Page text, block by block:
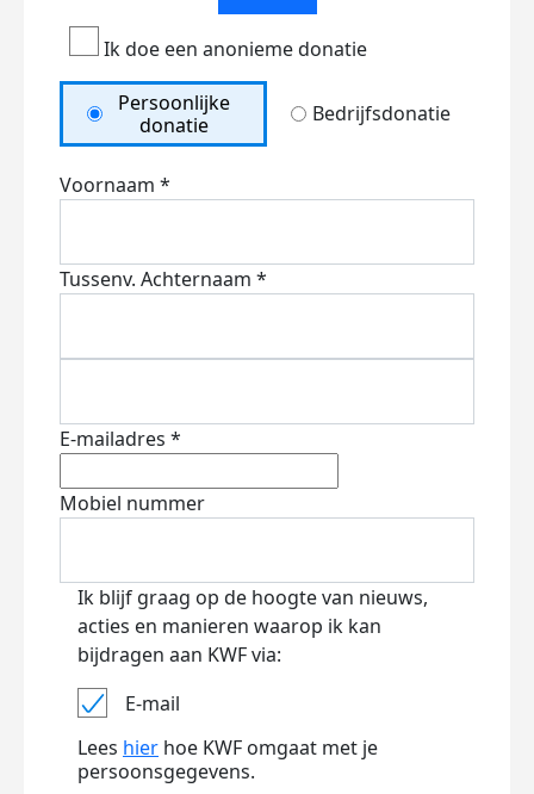
Ik doe een anonieme donatie
Persoonlijke
donatie
Bedrijfsdonatie
Voornaam *
Tussenv. Achternaam *
E-mailadres *
Mobiel nummer
Ik blijf graag op de hoogte van nieuws,
acties en manieren waarop ik kan
bijdragen aan KWF via:
E-mail
Lees hier hoe KWF omgaat met je
persoonsgegevens.